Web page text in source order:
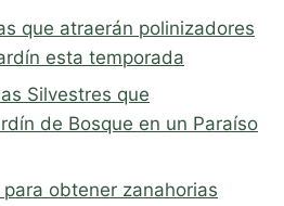
que atraerán polinizadores
esta temporada
Silvestres que
de Bosque en un Paraíso
obtener zanahorias